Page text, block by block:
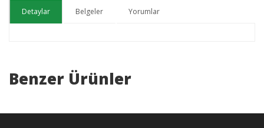
Detaylar Belgeler Yorumlar
Benzer Ürünler